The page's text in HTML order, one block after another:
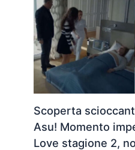
Scoperta
Asu! Momento
Love stagione 2,